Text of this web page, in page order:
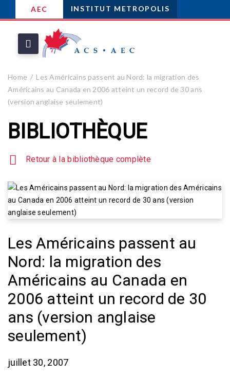
AEC INSTITUT METROPOLIS
Home
Les Américains passent au Nord: la migration des
Américains au Canada en 2006 atteint un record de 30 ans
(version anglaise seulement)
BIBLIOTHÈQUE
Retour à la bibliothèque complète
Les Américains passent au
Nord: la migration des
Américains au Canada en
2006 atteint un record de 30
ans (version anglaise
seulement)
juillet 30, 2007